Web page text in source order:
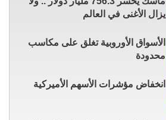
يزال الأغنى في العالم
الأسواق الأوروبية تغلق على مكاسب
محدودة
انخفاض مؤشرات الأسهم الأميركية